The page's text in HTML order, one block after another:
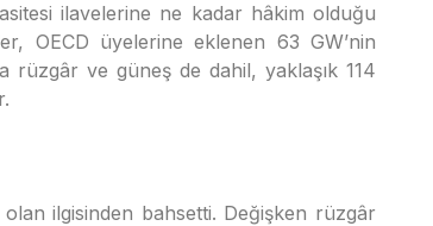
ilavelerine ne kadar hâkim olduğu
OECD üyelerine eklenen 63 GW’nin
rüzgâr ve güneş de dahil, yaklaşık 114
ilgisinden bahsetti. Değişken rüzgâr